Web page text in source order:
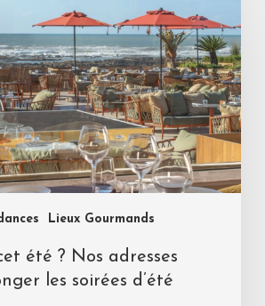
Lieux Gourmands
été ? Nos adresses
les soirées d’été